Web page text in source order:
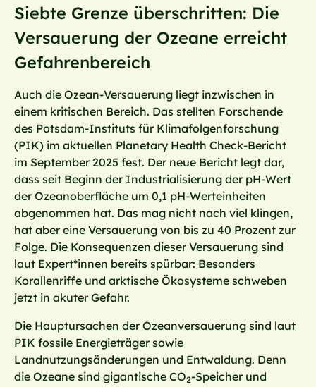
Siebte Grenze überschritten: Die
Versauerung der Ozeane erreicht
Gefahrenbereich
Auch die Ozean-Versauerung liegt inzwischen in
einem kritischen Bereich. Das stellten Forschende
des Potsdam-Instituts für Klimafolgenforschung
(PIK) im aktuellen Planetary Health Check-Bericht
im September 2025 fest. Der neue Bericht legt dar,
dass seit Beginn der Industrialisierung der pH-Wert
der Ozeanoberfläche um 0,1 pH-Werteinheiten
abgenommen hat. Das mag nicht nach viel klingen,
hat aber eine Versauerung von bis zu 40 Prozent zur
Folge. Die Konsequenzen dieser Versauerung sind
laut Expert*innen bereits spürbar: Besonders
Korallenriffe und arktische Ökosysteme schweben
jetzt in akuter Gefahr.
Die Hauptursachen der Ozeanversauerung sind laut
PIK fossile Energieträger sowie
Landnutzungsänderungen und Entwaldung. Denn
die Ozeane sind gigantische CO2-Speicher und